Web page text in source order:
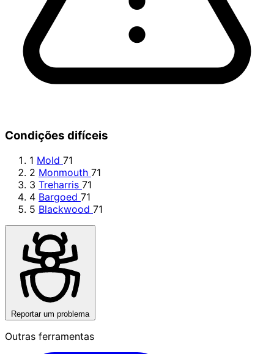
Condições difíceis
1 Mold 71
2 Monmouth 71
3 Treharris 71
4 Bargoed 71
5 Blackwood 71
Reportar um problema
Outras ferramentas